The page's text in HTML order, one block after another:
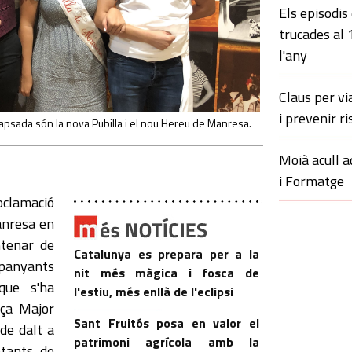
són la nova Pubilla i el nou Hereu de Manresa.
Catalunya es prepara per a la
nit més màgica i fosca de
l'estiu, més enllà de l'eclipsi
Sant Fruitós posa en valor el
patrimoni agrícola amb la
en
de
s'ha
Major
dalt a
Els
trucades al
l'any
Claus per
i prevenir
Moià acull
i Formatge